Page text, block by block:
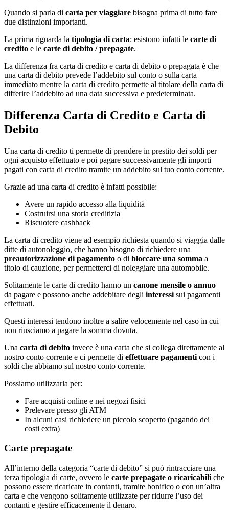
Quando si parla di carta per viaggiare bisogna prima di tutto fare
due distinzioni importanti.
La prima riguarda la tipologia di carta: esistono infatti le carte di
credito e le carte di debito / prepagate.
La differenza fra carta di credito e carta di debito o prepagata è che
una carta di debito prevede l’addebito sul conto o sulla carta
immediato mentre la carta di credito permette al titolare della carta di
differire l’addebito ad una data successiva e predeterminata.
Differenza Carta di Credito e Carta di
Debito
Una carta di credito ti permette di prendere in prestito dei soldi per
ogni acquisto effettuato e poi pagare successivamente gli importi
pagati con carta di credito tramite un addebito sul tuo conto corrente.
Grazie ad una carta di credito è infatti possibile:
Avere un rapido accesso alla liquidità
Costruirsi una storia creditizia
Riscuotere cashback
La carta di credito viene ad esempio richiesta quando si viaggia dalle
ditte di autonoleggio, che hanno bisogno di richiedere una
preautorizzazione di pagamento o di bloccare una somma a
titolo di cauzione, per permetterci di noleggiare una automobile.
Solitamente le carte di credito hanno un canone mensile o annuo
da pagare e possono anche addebitare degli interessi sui pagamenti
effettuati.
Questi interessi tendono inoltre a salire velocemente nel caso in cui
non riusciamo a pagare la somma dovuta.
Una carta di debito invece è una carta che si collega direttamente al
nostro conto corrente e ci permette di effettuare pagamenti con i
soldi che abbiamo sul nostro conto corrente.
Possiamo utilizzarla per:
Fare acquisti online e nei negozi fisici
Prelevare presso gli ATM
In alcuni casi richiedere un piccolo scoperto (pagando dei
costi extra)
Carte prepagate
All’interno della categoria “carte di debito” si può rintracciare una
terza tipologia di carte, ovvero le carte prepagate o ricaricabili che
possono essere ricaricate in contanti, tramite bonifico o con un’altra
carta e che vengono solitamente utilizzate per ridurre l’uso dei
contanti e gestire efficacemente il denaro.